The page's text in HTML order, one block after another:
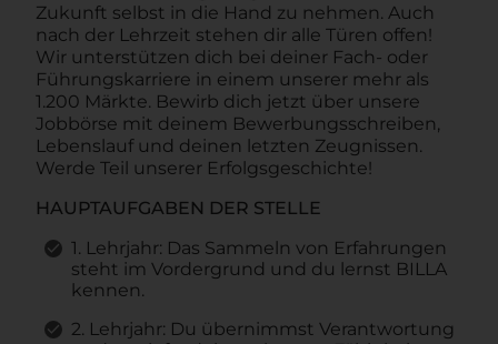
Zukunft selbst in die Hand zu nehmen. Auch
nach der Lehrzeit stehen dir alle Türen offen!
Wir unterstützen dich bei deiner Fach- oder
Führungskarriere in einem unserer mehr als
1.200 Märkte. Bewirb dich jetzt über unsere
Jobbörse mit deinem Bewerbungsschreiben,
Lebenslauf und deinen letzten Zeugnissen.
Werde Teil unserer Erfolgsgeschichte!
HAUPTAUFGABEN DER STELLE
1. Lehrjahr: Das Sammeln von Erfahrungen
steht im Vordergrund und du lernst BILLA
kennen.
2. Lehrjahr: Du übernimmst Verantwortung